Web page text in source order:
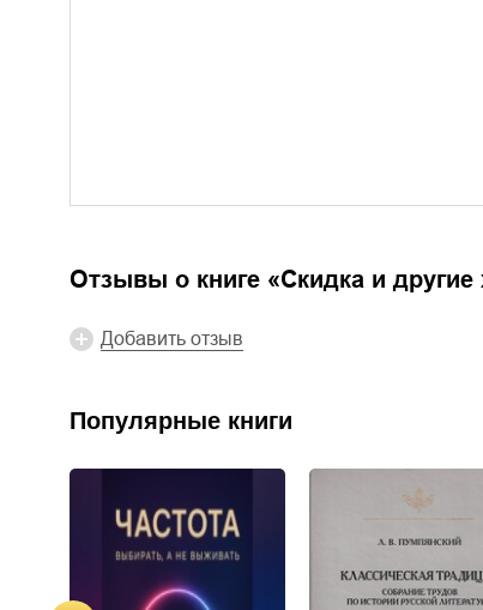
Отзывы о книге «Скидка и
Добавить отзыв
Популярные книги